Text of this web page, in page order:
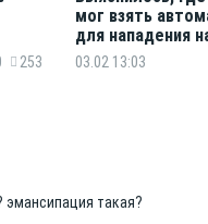
253
мог взять
для нападения
03.02 13:03
такая?